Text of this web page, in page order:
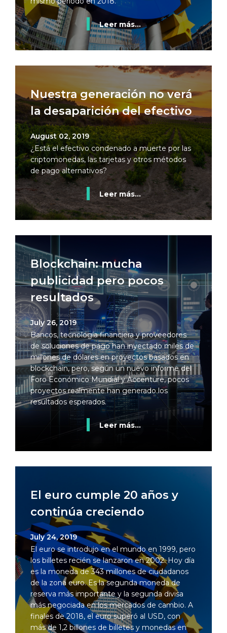
Leer más...
Nuestra generación no verá
la desaparición del efectivo
August 02, 2019
¿Está el efectivo condenado a muerte por las
criptomonedas, las tarjetas y otros métodos
de pago alternativos?
Leer más...
Blockchain: mucha
publicidad pero pocos
resultados
July 26, 2019
Bancos, tecnología financiera y proveedores
de soluciones de pago han inyectado miles de
millones de dólares en proyectos basados en
blockchain, pero, según un nuevo informe del
Foro Económico Mundial y Accenture, pocos
proyectos realmente han generado los
resultados esperados.
Leer más...
El euro cumple 20 años y
continúa creciendo
July 24, 2019
El euro se introdujo en el mundo en 1999, pero
los billetes recién se lanzaron en 2002. Hoy día
es la moneda de 343 millones de ciudadanos
de la zona euro. Es la segunda moneda de
reserva más importante y la segunda divisa
más negociada en los mercados de cambio. A
finales de 2018, el euro superó al USD, con
más de 1,2 billones de billetes y monedas en